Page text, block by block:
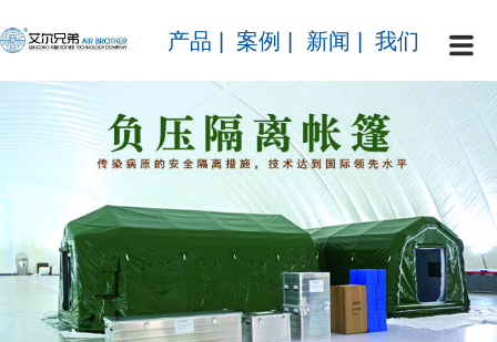
产品 案例 新闻 我们